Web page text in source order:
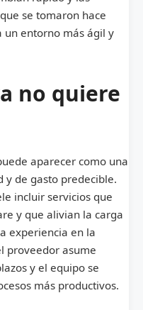
se tomaron hace
un entorno más ágil y
no quiere
aparecer como una
y de gasto predecible.
incluir servicios que
y que alivian la carga
experiencia en la
proveedor asume
y el equipo se
más productivos.